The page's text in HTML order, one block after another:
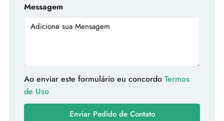
Messagem
Ao enviar este formulário eu concordo Termos
de Uso
Enviar Pedido de Contato